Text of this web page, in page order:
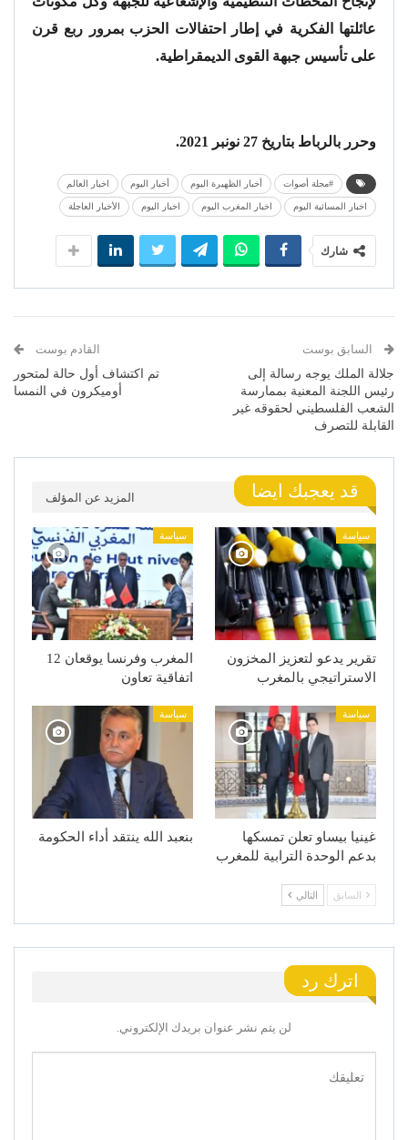
عائلتها الفكرية في إطار احتفالات الحزب بمرور ربع قرن
على تأسيس جبهة القوى الديمقراطية.
وحرر بالرباط بتاريخ 27 نونبر 2021.
#مجلة أصوات أخبار الظهيرة اليوم أخبار اليوم اخبار العالم
اخبار المسائية اليوم اخبار المغرب اليوم اخبار اليوم الأخبار العاجلة
شارك
السابق بوست
جلالة الملك يوجه رسالة إلى
رئيس اللجنة المعنية بممارسة
الشعب الفلسطيني لحقوقه غير
القابلة للتصرف
القادم بوست
تم اكتشاف أول حالة لمتحور
أوميكرون في النمسا
قد يعجبك ايضا المزيد عن المؤلف
سياسة
تقرير يدعو لتعزيز المخزون
الاستراتيجي بالمغرب
سياسة
المغرب وفرنسا يوقعان 12
اتفاقية تعاون
سياسة
غينيا بيساو تعلن تمسكها
بدعم الوحدة الترابية للمغرب
سياسة
بنعبد الله ينتقد أداء الحكومة
السابق التالي
اترك رد
لن يتم نشر عنوان بريدك الإلكتروني.